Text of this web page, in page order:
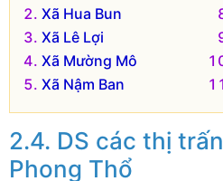
Xã Hua Bun
Xã Lê Lợi
Xã Mường Mô
Xã Nậm Ban
DS các thị
Phong Thổ